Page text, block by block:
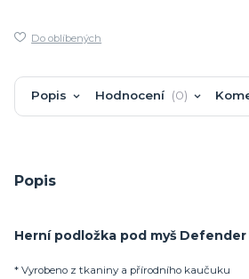
Do oblíbených
Popis Hodnocení 0
Popis
Herní podložka pod myš Defender
* Vyrobeno z tkaniny a přírodního kaučuku